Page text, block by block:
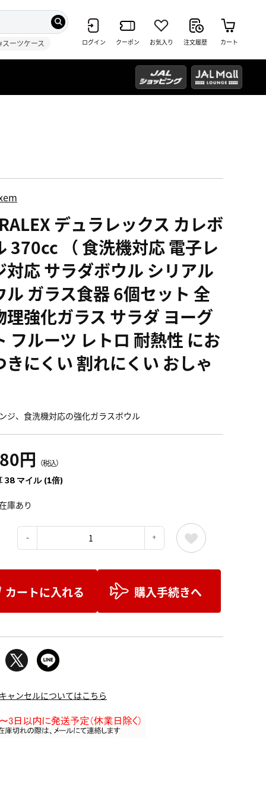
スーツケース ログイン クーポン お気入り 注文履歴 カート
デュラレックス カレボ
370cc （ 食洗機対応 電子レ
対応 サラダボウル シリアル
ル ガラス食器 6個セット 全
理強化ガラス サラダ ヨーグ
フルーツ レトロ 耐熱性 にお
きにくい 割れにくい おしゃ
ジ、食洗機対応の強化ガラスボウル
円 （税込）
38 マイル (1倍)
庫あり
カートに入れる 購入手続きへ
ャンセルについてはこちら